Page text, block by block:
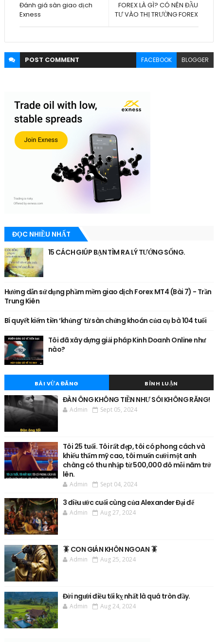
FOREX LÀ GÌ? CÓ NÊN ĐẦU
TƯ VÀO THỊ TRƯỜNG FOREX
Đánh giá sàn giao dịch
Exness
POST COMMENT FACEBOOK BLOGGER
ĐỌC NHIỀU NHẤT
15 CÁCH GIÚP BẠN TÌM RA LÝ TƯỞNG SỐNG.
Hướng dẫn sử dụng phầm mềm giao dịch Forex MT4 (Bài 7) - Trần
Trung Kiên
Bí quyết kiếm tiền ‘khủng’ từ sàn chứng khoán của cụ bà 104 tuổi
Tôi đã xây dựng giải pháp Kinh Doanh Online như
nào?
BÀI VỪA ĐĂNG BÌNH LUẬN
ĐÀN ÔNG KHÔNG TIỀN NHƯ SÓI KHÔNG RĂNG!
Admin Sept 05, 2024
Tôi 25 tuổi. Tôi rất đẹp, tôi có phong cách và
khiếu thẩm mỹ cao, tôi muốn cưới một anh
chàng có thu nhập từ 500,000 đô mỗi năm trở
lên.
Admin Sept 04, 2024
3 điều ước cuối cùng của Alexander Đại đế
Admin Aug 27, 2024
🪳 CON GIÁN KHÔN NGOAN 🪳
Admin Aug 25, 2024
Đời người điều tối kỵ nhất là quá tròn đầy.
Admin Aug 24, 2024